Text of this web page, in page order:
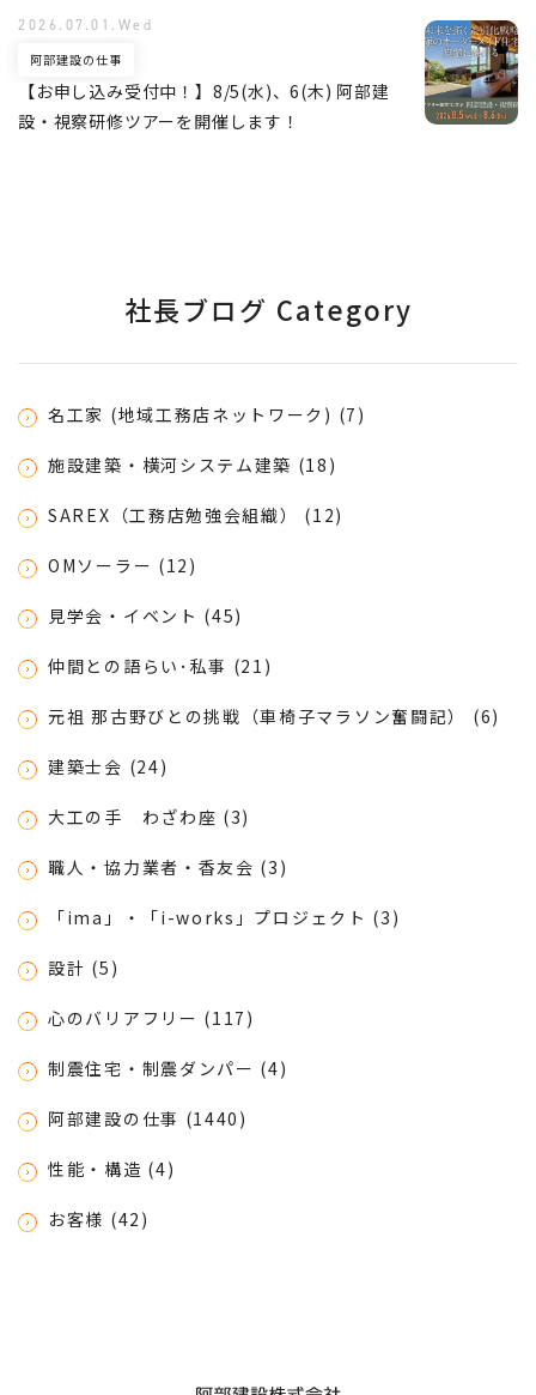
【お申し込み受付中！】8/5(水)、6(木) 阿部建
設・視察研修ツアーを開催します！
阿部建設の仕事
2026.07.01.Wed
社長ブログ Category
名工家 (地域工務店ネットワーク) (7)
施設建築・横河システム建築 (18)
SAREX（工務店勉強会組織） (12)
OMソーラー (12)
見学会・イベント (45)
仲間との語らい･私事 (21)
元祖 那古野びとの挑戦（車椅子マラソン奮闘記） (6)
建築士会 (24)
大工の手 わざわ座 (3)
職人・協力業者・香友会 (3)
「ima」・「i-works」プロジェクト (3)
設計 (5)
心のバリアフリー (117)
制震住宅・制震ダンパー (4)
阿部建設の仕事 (1440)
性能・構造 (4)
お客様 (42)